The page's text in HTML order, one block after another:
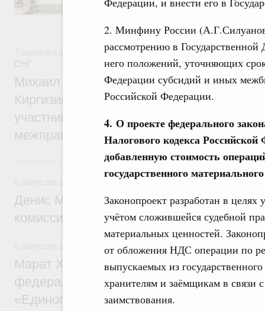
2. Минфину России
рассмотрению в
него положений, уточняющих
Федерации субсидий и иных
Российской Федерации.
4. О проекте федерального
Налогового кодекса
добавленную стоимость
государственного
Законопроект разработан в целях
учётом сложившейся судебной
материальных ценностей.
от обложения НДС операции по
выпускаемых из
хранителям и заёмщикам в связи
заимствования.
обеспечение продовольственной
Евразийский экономический союз.
СНГ
Михаил Мишустин принял участие во
Киргизии Садыра Жапарова с главами
участников заседания Евразийского
межправительственного совета
6 августа, четверг
Общие вопросы промышленной политики
Денис Мантуров провёл заседание
комиссии по промышленности
Регулирование в сфере строительства
Марат Хуснуллин: Более 130
федерального значения построено под
«Единого заказчика»